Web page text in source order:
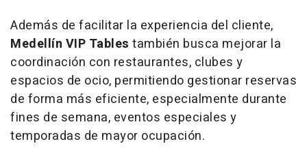
Además de facilitar la experiencia del cliente,
Medellín VIP Tables también busca mejorar la
coordinación con restaurantes, clubes y
espacios de ocio, permitiendo gestionar reservas
de forma más eficiente, especialmente durante
fines de semana, eventos especiales y
temporadas de mayor ocupación.